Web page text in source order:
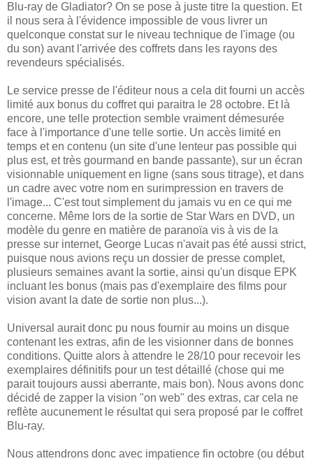
Blu-ray de Gladiator? On se pose à juste titre la question. Et
il nous sera à l'évidence impossible de vous livrer un
quelconque constat sur le niveau technique de l'image (ou
du son) avant l'arrivée des coffrets dans les rayons des
revendeurs spécialisés.
Le service presse de l'éditeur nous a cela dit fourni un accès
limité aux bonus du coffret qui paraitra le 28 octobre. Et là
encore, une telle protection semble vraiment démesurée
face à l'importance d'une telle sortie. Un accès limité en
temps et en contenu (un site d'une lenteur pas possible qui
plus est, et très gourmand en bande passante), sur un écran
visionnable uniquement en ligne (sans sous titrage), et dans
un cadre avec votre nom en surimpression en travers de
l'image... C'est tout simplement du jamais vu en ce qui me
concerne. Même lors de la sortie de Star Wars en DVD, un
modèle du genre en matière de paranoïa vis à vis de la
presse sur internet, George Lucas n'avait pas été aussi strict,
puisque nous avions reçu un dossier de presse complet,
plusieurs semaines avant la sortie, ainsi qu'un disque EPK
incluant les bonus (mais pas d'exemplaire des films pour
vision avant la date de sortie non plus...).
Universal aurait donc pu nous fournir au moins un disque
contenant les extras, afin de les visionner dans de bonnes
conditions. Quitte alors à attendre le 28/10 pour recevoir les
exemplaires définitifs pour un test détaillé (chose qui me
parait toujours aussi aberrante, mais bon). Nous avons donc
décidé de zapper la vision "on web" des extras, car cela ne
reflète aucunement le résultat qui sera proposé par le coffret
Blu-ray.
Nous attendrons donc avec impatience fin octobre (ou début